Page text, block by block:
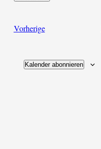
VorherigeVeranstaltungen
Kalender abonnieren